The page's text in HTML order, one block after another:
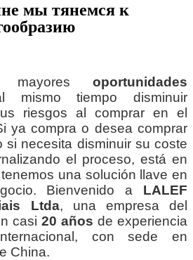
мы тянемся к
mayores oportunidades
mismo tiempo disminuir
riesgos al comprar en el
ya compra o desea comprar
si necesita disminuir su coste
el proceso, está en
una solución llave en
Bienvenido a LALEF
Ltda, una empresa del
casi20 años de experiencia
con sede en
China.